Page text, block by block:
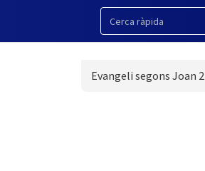
Evangeli segons Joan 2